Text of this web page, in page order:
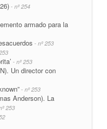
- nº 254
armado para la
- nº 253
- nº 253
Un director con
- nº 253
Anderson). La
253